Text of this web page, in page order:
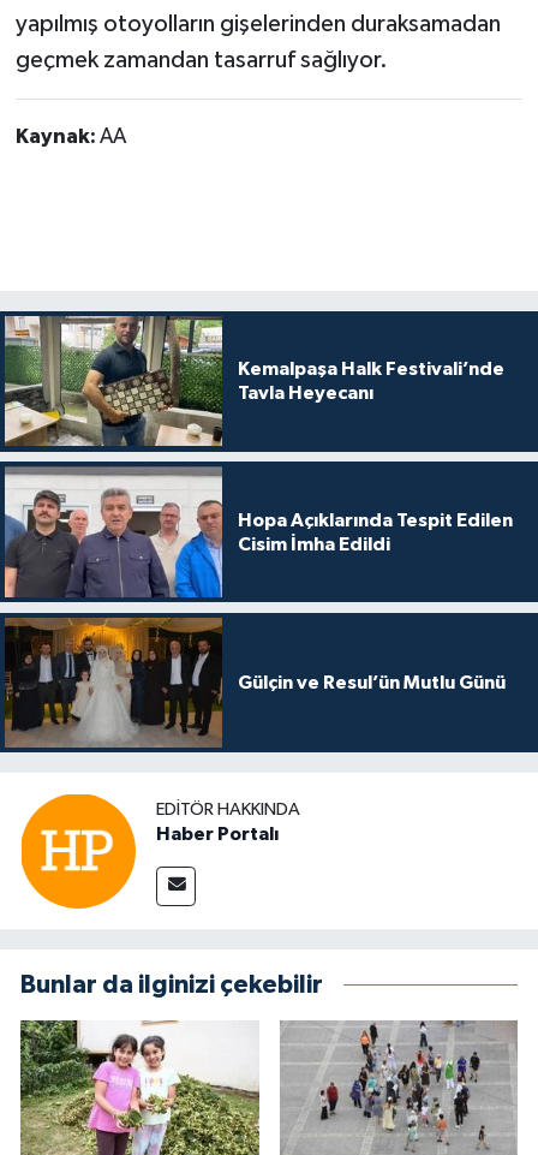
yapılmış otoyolların gişelerinden duraksamadan
geçmek zamandan tasarruf sağlıyor.
Kaynak: AA
Kemalpaşa Halk Festivali’nde
Tavla Heyecanı
Hopa Açıklarında Tespit Edilen
Cisim İmha Edildi
Gülçin ve Resul’ün Mutlu Günü
EDITÖR HAKKINDA
Haber Portalı
Bunlar da ilginizi çekebilir